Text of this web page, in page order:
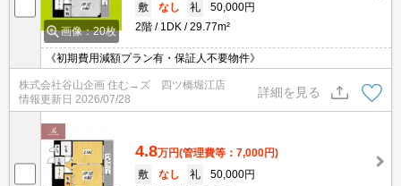
画像：20枚
敷
なし 礼
50,000円
2階
1DK 29.77m²
《初期費用減額プラン有・保証人不要物件》
株式会社谷山企画 住む→ズ 四ツ橋堀江店
情報更新日 2026/07/28
詳細を見る
4.8万円(管理費等：7,000円)
敷
なし 礼
50,000円